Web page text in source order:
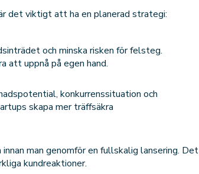
det viktigt att ha en planerad strategi:
och minska risken för felsteg.
att uppnå på egen hand.
konkurrenssituation och
skapa mer träffsäkra
man genomför en fullskalig lansering. Det
kundreaktioner.